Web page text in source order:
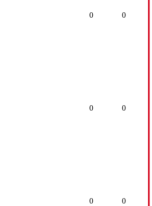
0 0
0 0
0 0